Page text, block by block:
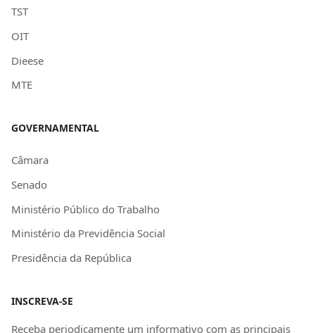
TST
OIT
Dieese
MTE
GOVERNAMENTAL
Câmara
Senado
Ministério Público do Trabalho
Ministério da Previdência Social
Presidência da República
INSCREVA-SE
Receba periodicamente um informativo com as principais